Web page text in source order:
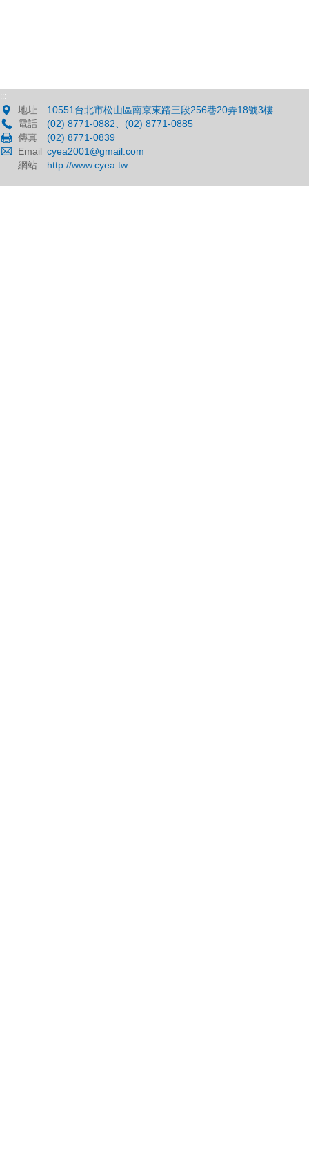
:::
地址
10551台北市松山區南京東路三段256巷20弄18號3樓
電話
(02) 8771-0882、(02) 8771-0885
傳真
(02) 8771-0839
Email cyea2001@gmail.com
網站
http://www.cyea.tw